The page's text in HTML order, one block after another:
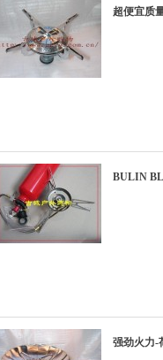
超便宜质
BULIN
强劲火力-